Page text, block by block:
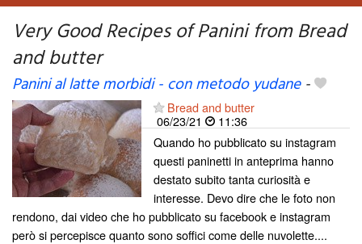
Very Good Recipes of Panini from Bread
and butter
Panini al latte morbidi - con metodo yudane-
Bread and butter
06/23/21
11:36
Quando ho pubblicato su instagram
questi paninetti in anteprima hanno
destato subito tanta curiosità e
interesse. Devo dire che le foto non
rendono, dai video che ho pubblicato su facebook e instagram
però si percepisce quanto sono soffici come delle nuvolette....